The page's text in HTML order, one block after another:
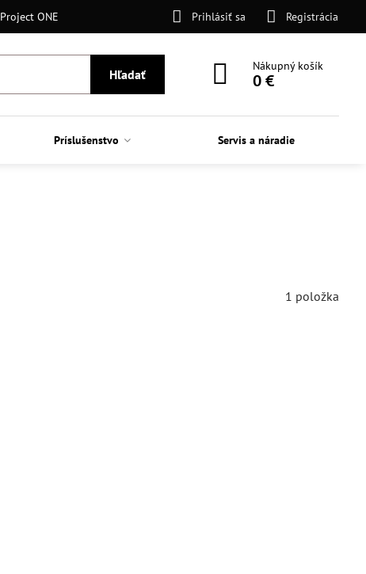
Project ONE Prihlásiť sa Registrácia
Hľadať
Nákupný košík
0 €
Príslušenstvo Servis a náradie
1 položka